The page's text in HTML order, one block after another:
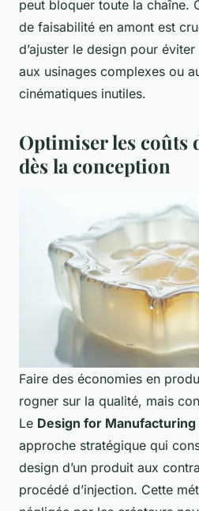
peut bloquer toute la chaîne.
de faisabilité en amont est
d’ajuster le design pour
aux usinages complexes ou
cinématiques inutiles.
Optimiser les coûts
dès la conception
Faire des économies en
rogner sur la qualité, mais
Le Design for Manufacturing
approche stratégique qui
design d’un produit aux
procédé d’injection. Cette